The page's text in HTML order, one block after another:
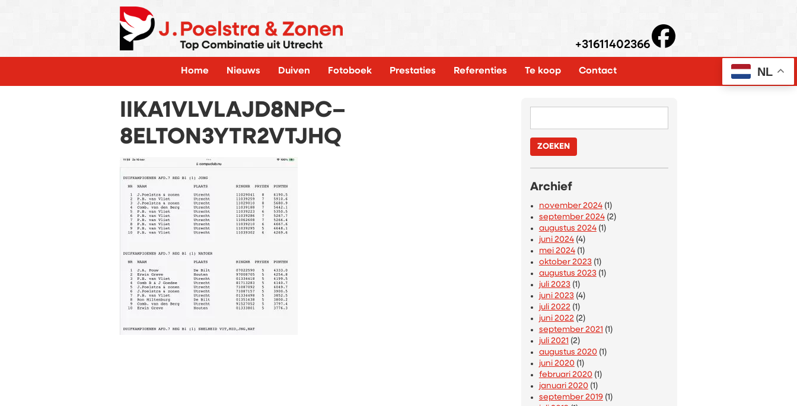
+31611402366
Home Nieuws Duiven Fotoboek Prestaties Referenties Te koop Contact
IIKA1VLVLAJD8NPC–
8ELTON3YTR2VTJHQ
Archief
november 2024(1)
september 2024(2)
augustus 2024(1)
juni 2024(4)
mei 2024(1)
oktober 2023(1)
augustus 2023(1)
juli 2023(1)
juni 2023(4)
juli 2022(1)
juni 2022(2)
september 2021 (1)
juli 2021 (2)
augustus 2020(1)
juni 2020(1)
februari 2020(1)
januari 2020(1)
september 2019(1)
NL